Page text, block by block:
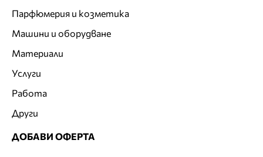
Парфюмерия и козметика
Машини и оборудване
Материали
Услуги
Работа
Други
ДОБАВИ ОФЕРТА